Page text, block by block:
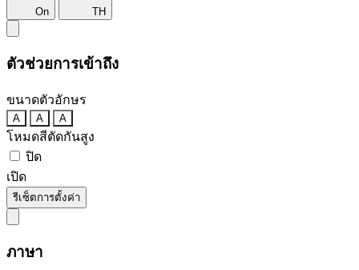
On TH
ตัวช่วยการเข้าถึง
ขนาดตัวอักษร
A A A
โหมดสีตัดกันสูง
ปิด
เปิด
รีเซ็ตการตั้งค่า
ภาษา